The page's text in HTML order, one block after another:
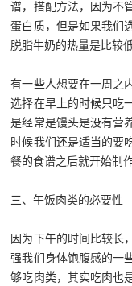
谱，搭配方法，因为不
蛋白质，但是如果我们
脱脂牛奶的热量是比较低
有一些人想要在一周之
选择在早上的时候只吃
是经常是馒头是没有营
时候我们还是适当的要
餐的食谱之后就开始制
三、午饭肉类的必要性
因为下午的时间比较长
强我们身体饱腹感的一
够吃肉类，其实吃肉也